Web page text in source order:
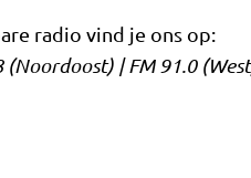
radio vind je ons op:
(Noordoost) | FM 91.0